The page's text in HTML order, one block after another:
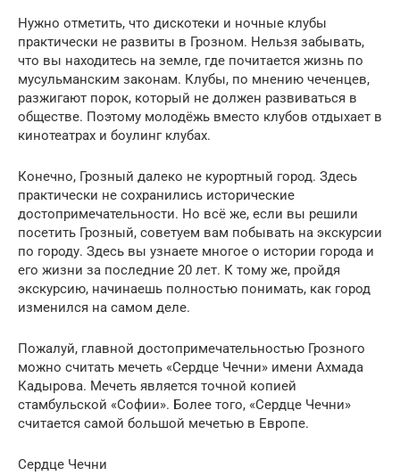
Нужно отметить, что дискотеки и ночные клубы
практически не развиты в Грозном. Нельзя забывать,
что вы находитесь на земле, где почитается жизнь по
мусульманским законам. Клубы, по мнению чеченцев,
разжигают порок, который не должен развиваться в
обществе. Поэтому молодёжь вместо клубов отдыхает в
кинотеатрах и боулинг клубах.
Конечно, Грозный далеко не курортный город. Здесь
практически не сохранились исторические
достопримечательности. Но всё же, если вы решили
посетить Грозный, советуем вам побывать на экскурсии
по городу. Здесь вы узнаете многое о истории города и
его жизни за последние 20 лет. К тому же, пройдя
экскурсию, начинаешь полностью понимать, как город
изменился на самом деле.
Пожалуй, главной достопримечательностью Грозного
можно считать мечеть «Сердце Чечни» имени Ахмада
Кадырова. Мечеть является точной копией
стамбульской «Софии». Более того, «Сердце Чечни»
считается самой большой мечетью в Европе.
Сердце Чечни